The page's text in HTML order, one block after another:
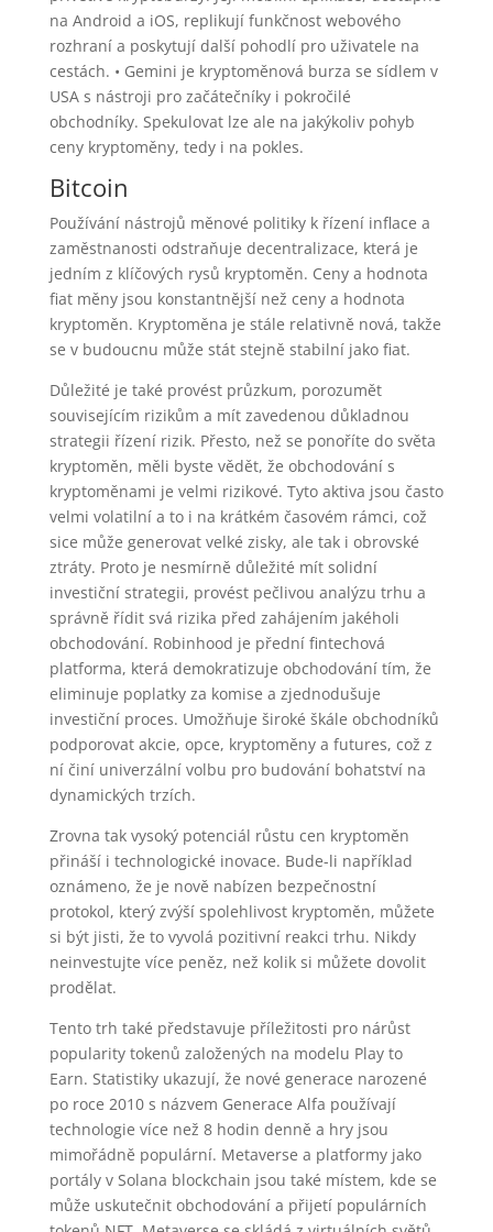
na Android a iOS, replikují funkčnost webového
rozhraní a poskytují další pohodlí pro uživatele na
cestách. • Gemini je kryptoměnová burza se sídlem v
USA s nástroji pro začátečníky i pokročilé
obchodníky. Spekulovat lze ale na jakýkoliv pohyb
ceny kryptoměny, tedy i na pokles.
Bitcoin
Používání nástrojů měnové politiky k řízení inflace a
zaměstnanosti odstraňuje decentralizace, která je
jedním z klíčových rysů kryptoměn. Ceny a hodnota
fiat měny jsou konstantnější než ceny a hodnota
kryptoměn. Kryptoměna je stále relativně nová, takže
se v budoucnu může stát stejně stabilní jako fiat.
Důležité je také provést průzkum, porozumět
souvisejícím rizikům a mít zavedenou důkladnou
strategii řízení rizik. Přesto, než se ponoříte do světa
kryptoměn, měli byste vědět, že obchodování s
kryptoměnami je velmi rizikové. Tyto aktiva jsou často
velmi volatilní a to i na krátkém časovém rámci, což
sice může generovat velké zisky, ale tak i obrovské
ztráty. Proto je nesmírně důležité mít solidní
investiční strategii, provést pečlivou analýzu trhu a
správně řídit svá rizika před zahájením jakéholi
obchodování. Robinhood je přední fintechová
platforma, která demokratizuje obchodování tím, že
eliminuje poplatky za komise a zjednodušuje
investiční proces. Umožňuje široké škále obchodníků
podporovat akcie, opce, kryptoměny a futures, což z
ní činí univerzální volbu pro budování bohatství na
dynamických trzích.
Zrovna tak vysoký potenciál růstu cen kryptoměn
přináší i technologické inovace. Bude-li například
oznámeno, že je nově nabízen bezpečnostní
protokol, který zvýší spolehlivost kryptoměn, můžete
si být jisti, že to vyvolá pozitivní reakci trhu. Nikdy
neinvestujte více peněz, než kolik si můžete dovolit
prodělat.
Tento trh také představuje příležitosti pro nárůst
popularity tokenů založených na modelu Play to
Earn. Statistiky ukazují, že nové generace narozené
po roce 2010 s názvem Generace Alfa používají
technologie více než 8 hodin denně a hry jsou
mimořádně populární. Metaverse a platformy jako
portály v Solana blockchain jsou také místem, kde se
může uskutečnit obchodování a přijetí populárních